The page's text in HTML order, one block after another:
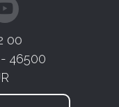
00
46500